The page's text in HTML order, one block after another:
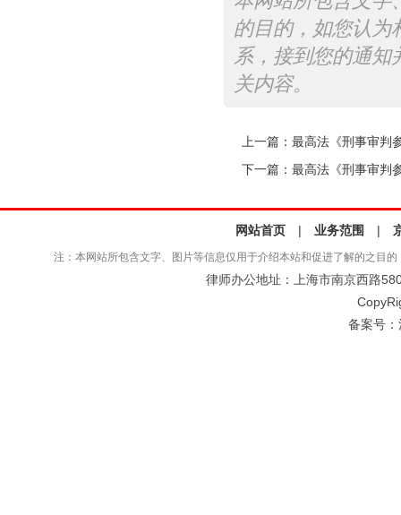
的目的，如您认为
系，接到您的通知
关内容。
上一篇： 最高法《刑事审判
下一篇： 最高法《刑事审判
网站首页 | 业务范围 |
注：本网站所包含文字、图片等信息仅用于介绍本站和促进了解的之目
律师办公地址：上海市南京西路
备案号：